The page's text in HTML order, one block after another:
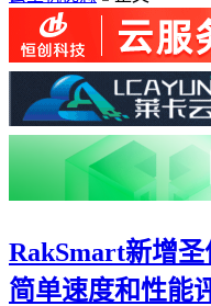
RakSmart新增
简单速度和性能